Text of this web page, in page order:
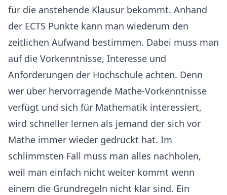
für die anstehende Klausur bekommt. Anhand
der ECTS Punkte kann man wiederum den
zeitlichen Aufwand bestimmen. Dabei muss man
auf die Vorkenntnisse, Interesse und
Anforderungen der Hochschule achten. Denn
wer über hervorragende Mathe-Vorkenntnisse
verfügt und sich für Mathematik interessiert,
wird schneller lernen als jemand der sich vor
Mathe immer wieder gedrückt hat. Im
schlimmsten Fall muss man alles nachholen,
weil man einfach nicht weiter kommt wenn
einem die Grundregeln nicht klar sind. Ein